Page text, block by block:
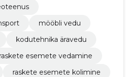
samal ajal professionaalset
mööbli vedu
kodutehnika äravedu
raskete esemete vedamine
raskete esemete kolimine